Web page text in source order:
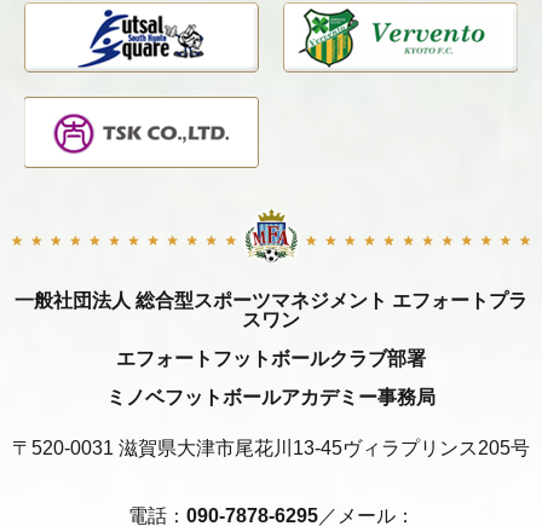
一般社団法人 総合型スポーツマネジメント エフォートプラ
スワン
エフォートフットボールクラブ部署
ミノベフットボールアカデミー事務局
〒520-0031 滋賀県大津市尾花川13-45ヴィラプリンス205号
電話： 090-7878-6295／メール：